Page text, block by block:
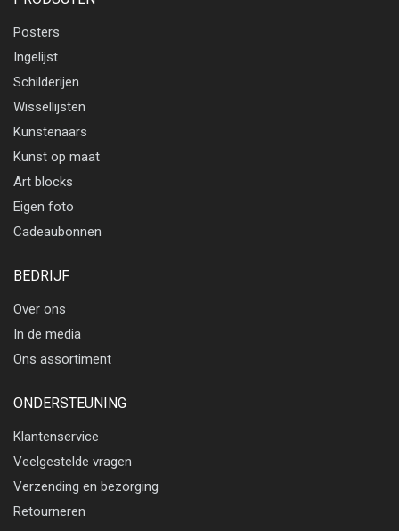
Posters
Ingelijst
Schilderijen
Wissellijsten
Kunstenaars
Kunst op maat
Art blocks
Eigen foto
Cadeaubonnen
BEDRIJF
Over ons
In de media
Ons assortiment
ONDERSTEUNING
Klantenservice
Veelgestelde vragen
Verzending en bezorging
Retourneren